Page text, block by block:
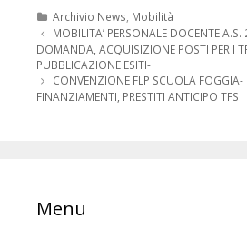
Categorie
Archivio News, Mobilità
Navigazione
articolo
MOBILITA’ PERSONALE DOCENTE
DOMANDA, ACQUISIZIONE POSTI PER I
PUBBLICAZIONE ESITI-
CONVENZIONE FLP SCUOLA
FINANZIAMENTI, PRESTITI ANTICIPO TFS
Menu